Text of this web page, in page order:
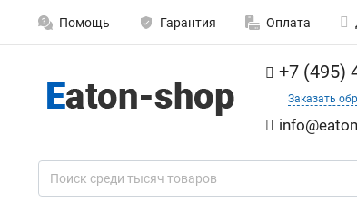
Помощь Гарантия Оплата
+7 (495)
Заказать